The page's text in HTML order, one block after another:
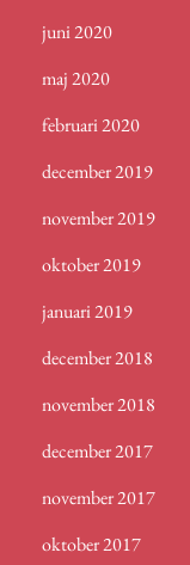
juni 2020
maj 2020
februari 2020
december 2019
november 2019
oktober 2019
januari 2019
december 2018
november 2018
december 2017
november 2017
oktober 2017